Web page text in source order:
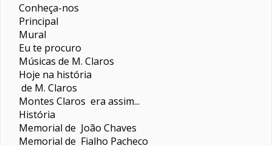
Conheça-nos
Principal
Mural
Eu te procuro
Músicas de M. Claros
Hoje na história
de M. Claros
Montes Claros era assim...
História
Memorial de João Chaves
Memorial de Fialho Pacheco